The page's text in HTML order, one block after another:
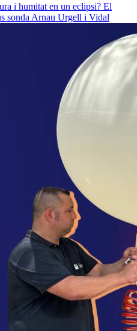
i humitat en un eclipsi? El
sonda Arnau Urgell i Vidal